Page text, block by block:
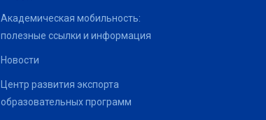
Академическая мобильность:
полезные ссылки и информация
Новости
Центр развития экспорта
образовательных программ